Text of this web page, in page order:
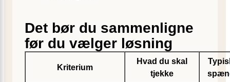
Det bør du sammenligne
før du vælger løsning
Kriterium
Hvad du skal
tjekke